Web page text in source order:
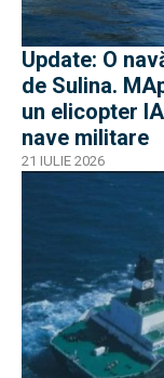
Update: O
de Sulina.
un elicopter
nave militare
21 IULIE 2026